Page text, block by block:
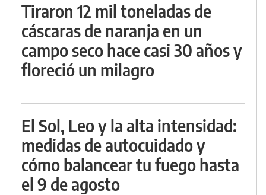
Tiraron 12 mil toneladas de
cáscaras de naranja en un
campo seco hace casi 30 años y
floreció un milagro
El Sol, Leo y la alta intensidad:
medidas de autocuidado y
cómo balancear tu fuego hasta
el 9 de agosto